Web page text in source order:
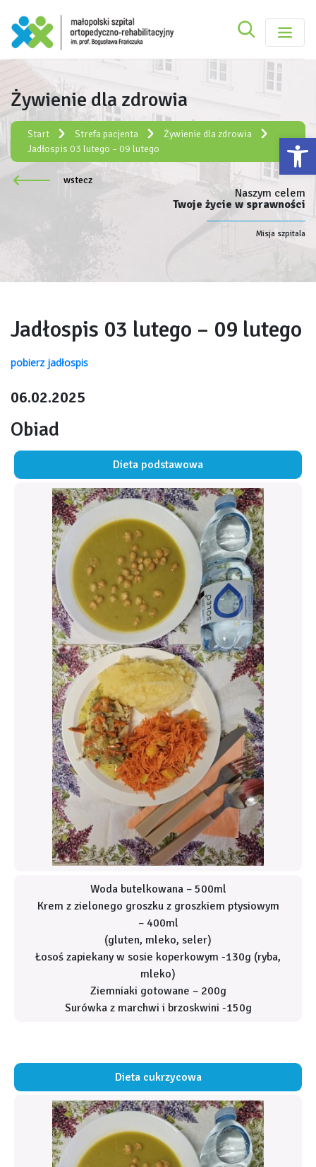
Małopolski Szpital Ortopedyczno-Szukaj
Szukaj
Żywienie dla zdrowia
Start Strefa pacjenta
Żywienie dla zdrowia
Jadłospis 03 lutego – 09 lutego
wstecz
Naszym celem
Twoje życie w sprawności
Misja szpitala
Jadłospis 03 lutego – 09 lutego
pobierz jadłospis
06.02.2025
Obiad
Dieta podstawowa
Woda butelkowana – 500ml
Krem z zielonego groszku z groszkiem ptysiowym
– 400ml
(gluten, mleko, seler)
Łosoś zapiekany w sosie koperkowym -130g (ryba,
mleko)
Ziemniaki gotowane – 200g
Surówka z marchwi i brzoskwini -150g
Dieta cukrzycowa